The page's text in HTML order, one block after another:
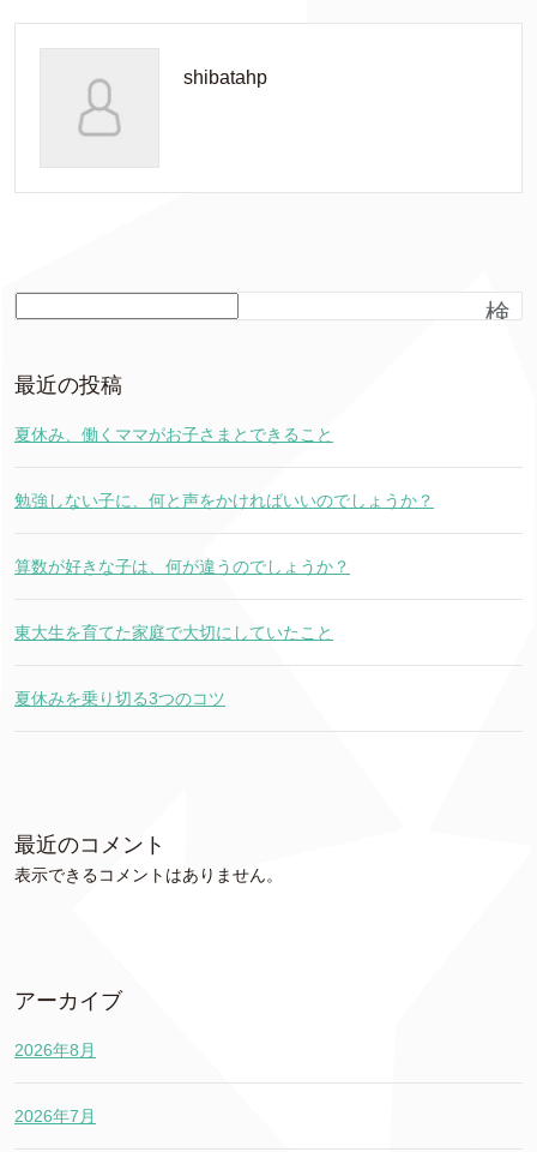
shibatahp
検
最近の投稿
夏休み、働くママがお子さまとできること
勉強しない子に、何と声をかければいいのでしょうか？
算数が好きな子は、何が違うのでしょうか？
東大生を育てた家庭で大切にしていたこと
夏休みを乗り切る3つのコツ
最近のコメント
表示できるコメントはありません。
アーカイブ
2026年8月
2026年7月